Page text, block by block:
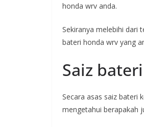
honda wrv anda.
Sekiranya melebihi dari
bateri honda wrv yang
Saiz
Secara asas saiz bateri
mengetahui berapakah